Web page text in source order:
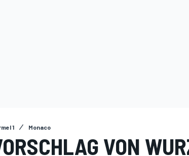
1 Monaco
VON